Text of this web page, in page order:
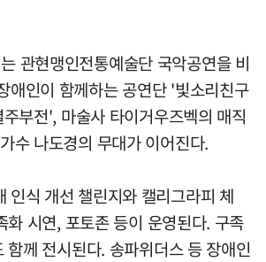
관현맹인전통예술단 국악공연을 비
애인이 함께하는 공연단 '빛소리친구
부전', 마술사 타이거우즈벡의 매직
수 나도경의 무대가 이어진다.
인식 개선 챌린지와 캘리그라피 체
화 시연, 포토존 등이 운영된다. 구족
께 전시된다. 송파위더스 등 장애인